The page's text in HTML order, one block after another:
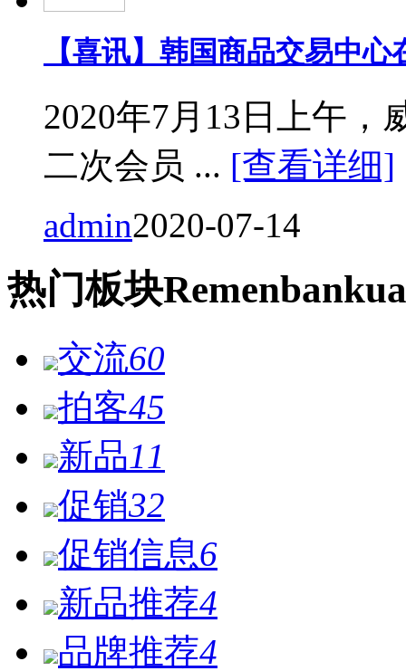
【喜讯】韩国商品交易中
2020年7月13日上午，
二次会员 ... [查看详细]
admin2020-07-14
热门板块Remen
交流60
拍客45
新品11
促销32
促销信息6
新品推荐4
品牌推荐4